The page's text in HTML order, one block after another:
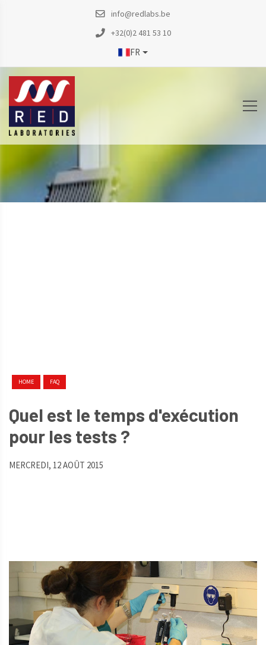
info@redlabs.be
+32(0)2 481 53 10
FR
HOME FAQ
Quel est le temps d'exécution
pour les tests ?
MERCREDI, 12 AOÛT 2015